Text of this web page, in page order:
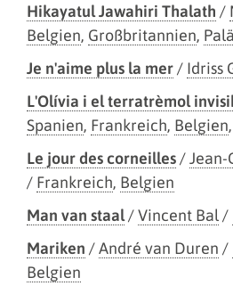
Hikayatul Jawahiri Thalath /
Belgien, Großbritannien,
Je n'aime plus la mer/ Idriss
L'Olívia i el terratrèmol
Spanien, Frankreich, Belgien,
Le jour des corneilles/Jean-
/ Frankreich, Belgien
Man van staal/Vincent Bal/
Mariken /André van Duren /
Belgien